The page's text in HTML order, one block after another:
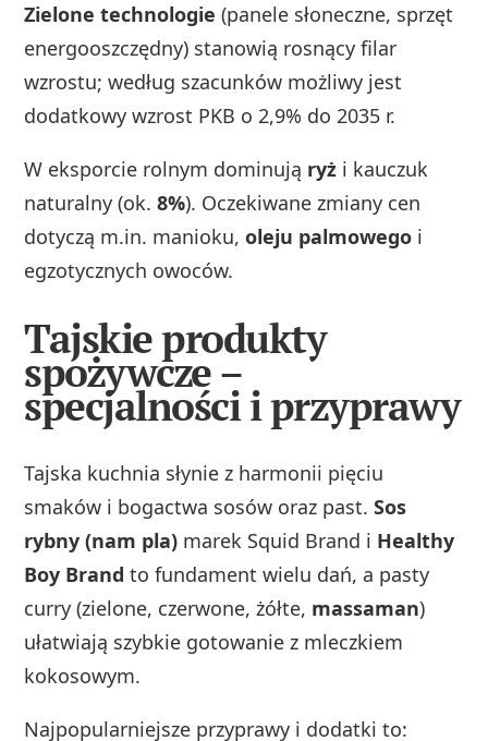
Zielone technologie (panele słoneczne, sprzęt
energooszczędny) stanowią rosnący filar
wzrostu; według szacunków możliwy jest
dodatkowy wzrost PKB o 2,9% do 2035 r.
W eksporcie rolnym dominują ryż i kauczuk
naturalny (ok.8%). Oczekiwane zmiany cen
dotyczą m.in. manioku,oleju palmowego i
egzotycznych owoców.
Tajskie produkty
spożywcze –
specjalności i przyprawy
Tajska kuchnia słynie z harmonii pięciu
smaków i bogactwa sosów oraz past.Sos
rybny (nam pla) marek Squid Brand i Healthy
Boy Brand to fundament wielu dań, a pasty
curry (zielone, czerwone, żółte, massaman)
ułatwiają szybkie gotowanie z mleczkiem
kokosowym.
Najpopularniejsze przyprawy i dodatki to: